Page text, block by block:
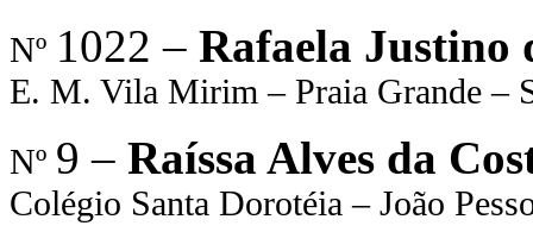
Nº 1022 – Rafaela Justino
E. M. Vila Mirim – Praia Grande –
Nº 9 – Raíssa Alves da
Colégio Santa Dorotéia – João